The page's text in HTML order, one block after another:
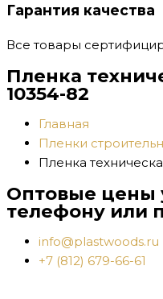
Гарантия качества
Все товары
Пленка
10354-82
Главная
Пленки
Пленка
Оптовые цены
телефону или
info@plastwoods.ru
+7 (812) 679-66-61